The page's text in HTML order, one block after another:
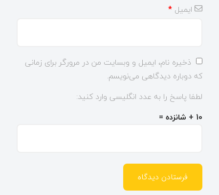
ایمیل *
ذخیره نام، ایمیل و وبسایت من در مرورگر برای زمانی
که دوباره دیدگاهی می‌نویسم.
لطفا پاسخ را به عدد انگلیسی وارد کنید:
10 + شانزده =